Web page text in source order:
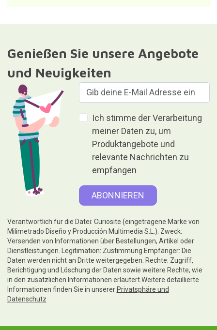
Genießen Sie unsere Angebote
und Neuigkeiten
Ich stimme der Verarbeitung
meiner Daten zu, um
Produktangebote und
relevante Nachrichten zu
empfangen
Verantwortlich für die Datei: Curiosite (eingetragene Marke von
Milimetrado Diseño y Producción Multimedia S.L.). Zweck:
Versenden von Informationen über Bestellungen, Artikel oder
Dienstleistungen. Legitimation: Zustimmung.Empfänger: Die
Daten werden nicht an Dritte weitergegeben. Rechte: Zugriff,
Berichtigung und Löschung der Daten sowie weitere Rechte, wie
in den zusätzlichen Informationen erläutert.Weitere detaillierte
Informationen finden Sie in unserer Privatsphäre und
Datenschutz